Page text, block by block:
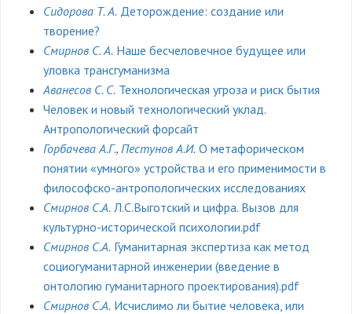
Сидорова Т. А. Деторождение: создание или
творение?
Смирнов С. А. Наше бесчеловечное будущее или
уловка трансгуманизма
Аванесов С. С. Технологическая угроза и риск бытия
Человек и новый технологический уклад.
Антропологический форсайт
Горбачева А.Г., Пестунов А.И. О метафорическом
понятии «умного» устройства и его применимости в
философско-антропологических исследованиях
Смирнов С.А. Л.С.Выготский и цифра. Вызов для
культурно-исторической психологии.pdf
Смирнов С.А. Гуманитарная экспертиза как метод
социогуманитарной инженерии (введение в
онтологию гуманитарного проектирования).pdf
Смирнов С.А. Исчислимо ли бытие человека, или